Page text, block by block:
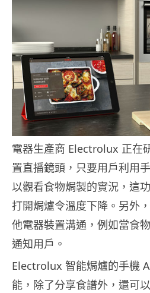
電器生產商 Electrolux 正在
置直播鏡頭，只要用戶利用
以觀看食物焗製的實況，這
打開焗爐令溫度下降。另外
他電器裝置溝通，例如當食
通知用戶。
Electrolux 智能焗爐的手機
能，除了分享食譜外，還可